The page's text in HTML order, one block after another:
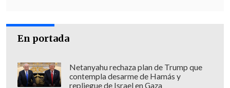
En portada
Netanyahu rechaza plan de Trump que
contempla desarme de Hamás y
repliegue de Israel en Gaza